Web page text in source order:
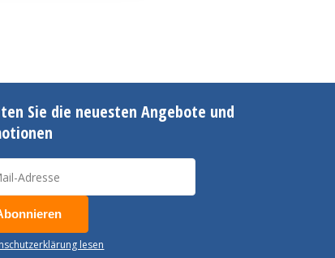
Sie die neuesten Angebote und
lesen